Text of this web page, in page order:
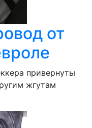
от
привернуты
жгутам